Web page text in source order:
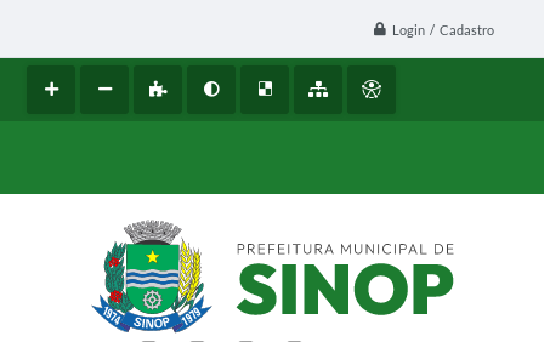
Login / Cadastro